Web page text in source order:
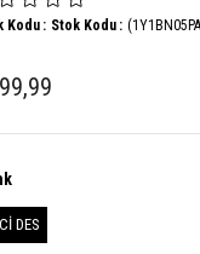
Kodu Stok Kodu
DES